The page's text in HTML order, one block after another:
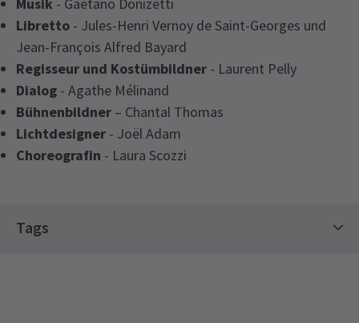
Libretto - Jules-Henri Vernoy de Saint-Georges und
Jean-François Alfred Bayard
Regisseur und Kostümbildner - Laurent Pelly
Dialog - Agathe Mélinand
Bühnenbildner – Chantal Thomas
Lichtdesigner - Joël Adam
Choreografin - Laura Scozzi
Tags